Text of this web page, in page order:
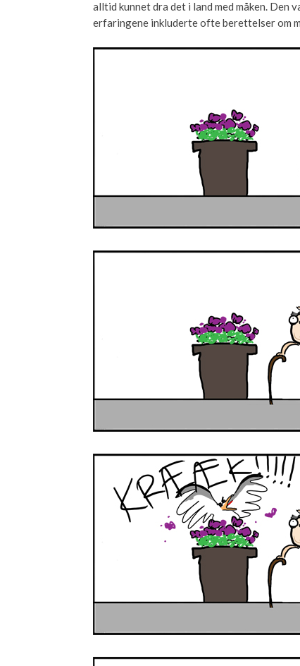
alltid kunnet dra det i land med måken. Den
erfaringene inkluderte ofte berettelser om